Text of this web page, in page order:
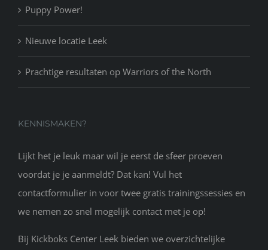
Puppy Power!
Nieuwe locatie Leek
Prachtige resultaten op Warriors of the North
KENNISMAKEN?
Lijkt het je leuk maar wil je eerst de sfeer proeven
voordat je je aanmeldt? Dat kan! Vul het
contactformulier in voor twee gratis trainingssessies en
we nemen zo snel mogelijk contact met je op!
Bij Kickboks Center Leek bieden we overzichtelijke